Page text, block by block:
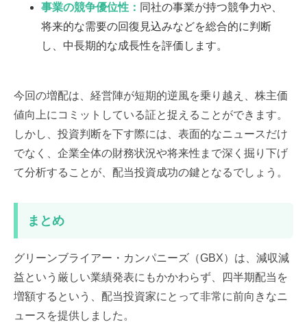
事業の競争優位性： 同社の事業が持つ競争力や、
将来的な需要の回復見込みなどを総合的に判断
し、中長期的な成長性を評価します。
今回の増配は、経営陣が短期的逆風を乗り越え、株主価
値向上にコミットしている証と捉えることができます。
しかし、投資判断を下す際には、表面的なニュースだけ
でなく、企業全体の財務状況や将来性まで深く掘り下げ
て分析することが、配当投資成功の鍵となるでしょう。
まとめ
グリーンブライアー・カンパニーズ（GBX）は、減収減
益という厳しい業績発表にもかかわらず、四半期配当を
増額するという、配当投資家にとって非常に前向きなニ
ュースを提供しました。